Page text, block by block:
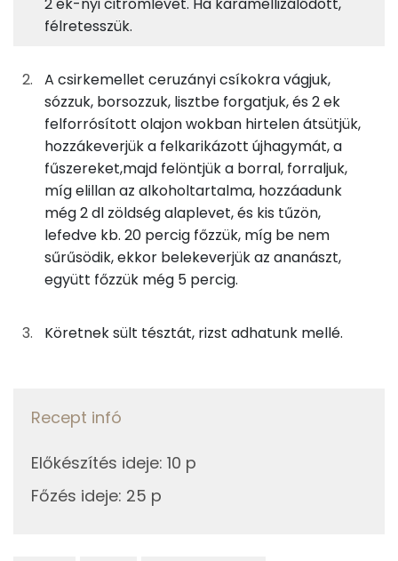
17gfinomliszt
0gsó
0 kcal
0gbors
0 kcal
3gnapraforgó olaj
24 kcal
67gananász
17 kcal
3gbarna cukor
13 kcal
5g citromlé
14g
TOP ásványi anyagok
Nátrium
Foszfor
Magnézium
Kálcium
Szelén
TOP vitaminok
C vitamin:
E vitamin:
B6 vitamin:
félretesszük.
A csirkemellet ceruzányi csíkokra vágjuk,
sózzuk, borsozzuk, lisztbe forgatjuk, és 2 ek
felforrósított olajon wokban hirtelen átsütjük,
hozzákeverjük a felkarikázott újhagymát, a
fűszereket,majd felöntjük a borral, forraljuk,
míg elillan az alkoholtartalma, hozzáadunk
még 2 dl zöldség alaplevet, és kis tűzön,
lefedve kb. 20 percig főzzük, míg be nem
sűrűsödik, ekkor belekeverjük az ananászt,
együtt főzzük még 5 percig.
Köretnek sült tésztát, rizst adhatunk mellé.
Recept infó
Előkészítés ideje: 10 p
Főzés ideje: 25 p